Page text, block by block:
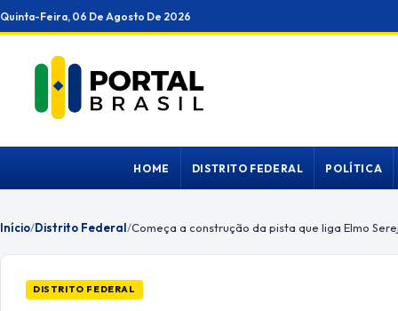
Ir
para
conteúdo
Quinta-Feira, 06 De Agosto De 2026
HOME DISTRITO FEDERAL POLÍTICA
Início/Distrito Federal/Começa a construção da pista que liga Elmo
DISTRITO FEDERAL